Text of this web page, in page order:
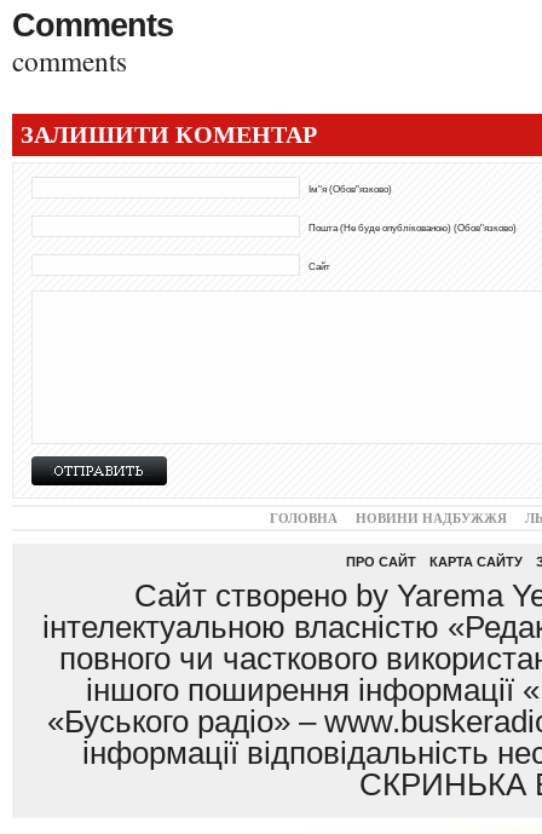
Comments
comments
ЗАЛИШИТИ КОМЕНТАР
Ім"я (Обов"язково)
Пошта (Не буде опублікованою) (Обов"язково)
Сайт
ГОЛОВНА НОВИНИ НАДБУЖЖЯ
ПРО САЙТ КАРТА САЙТУ
Сайт створено by Yarema
інтелектуальною власністю
повного чи часткового
іншого поширення інформації
«Буського радіо» –
інформації
СКРИНЬКА